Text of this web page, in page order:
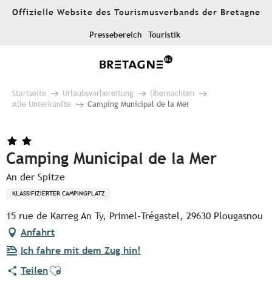
AllerOffizielle Website des Tourismusverbands der Bretagne
Pressebereich Touristik
Startseite Urlaubsvorbereitung
Übernachten
Alle Unterkünfte
Camping Municipal de la Mer
Camping Municipal de la Mer
An der Spitze
KLASSIFIZIERTER CAMPINGPLATZ
15 rue de Karreg An Ty, Primel-Trégastel, 29630 Plougasnou
Anfahrt
Ich fahre mit dem Zug hin!
TeilenAjouter aux favoris